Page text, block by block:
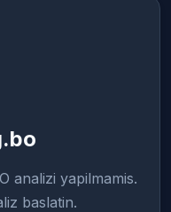
analizi yapilmamis.
baslatin.